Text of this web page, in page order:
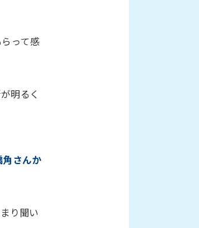
って感
明るく
さんか
り聞い